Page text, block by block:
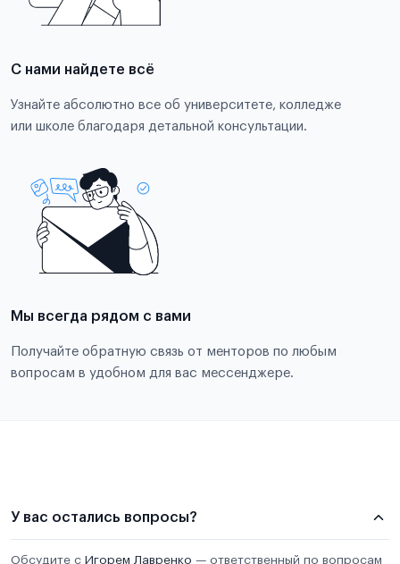
С нами найдете всё
Узнайте абсолютно все об университете, колледже
или школе благодаря детальной консультации.
Мы всегда рядом с вами
Получайте обратную связь от менторов по любым
вопросам в удобном для вас мессенджере.
У вас остались вопросы?
Обсудите с Игорем Лавренко — ответственный по вопросам